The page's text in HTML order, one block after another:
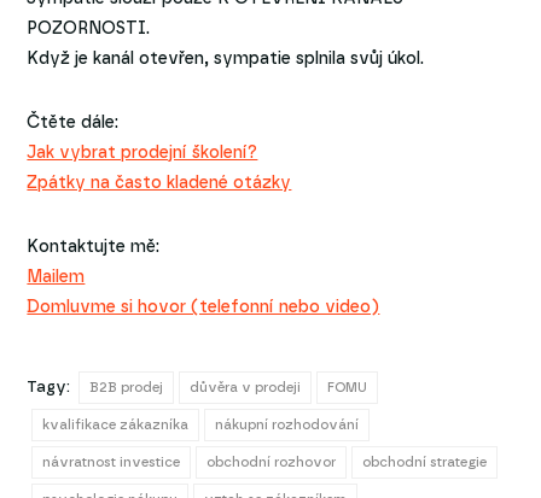
POZORNOSTI.
Když je kanál otevřen, sympatie splnila svůj úkol.
Čtěte dále:
Jak vybrat prodejní školení?
Zpátky na často kladené otázky
Kontaktujte mě:
Mailem
Domluvme si hovor (telefonní nebo video)
Tagy: B2B prodej důvěra v prodeji FOMU
kvalifikace zákazníka nákupní rozhodování
návratnost investice obchodní rozhovor obchodní strategie